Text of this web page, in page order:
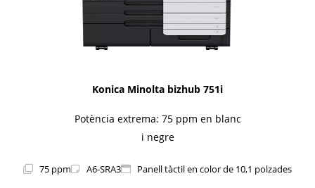
Konica Minolta bizhub 751i
Potència extrema: 75 ppm en blanc
i negre
75 ppm A6-SRA3 Panell tàctil en color de 10,1 polzades